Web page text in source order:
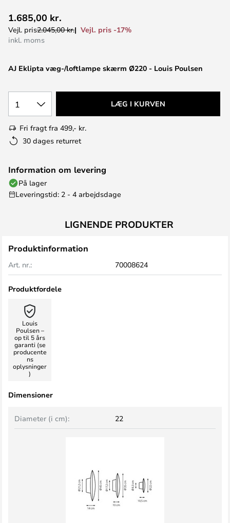
til
starten
AJ Eklipta væg-/loftlampe skærm Ø220 - Louis Poulsen
1.685,00 kr.
Vejl. pris2.045,00 kr.
Vejl. pris -17%
inkl. moms
1 LÆG I KURVEN
Fri fragt fra 499,- kr.
30 dages returret
Information om levering
På lager
Leveringstid: 2 - 4 arbejdsdage
LIGNENDE PRODUKTER
Produktinformation
Art. nr.: 70008624
Produktfordele
Louis
Poulsen –
op til 5 års
garanti (se
producente
ns
oplysninger
)
Dimensioner
Diameter (i cm): 22